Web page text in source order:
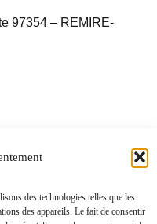
des technologies telles que les
des appareils. Le fait de consentir
97354 – REMIRE-